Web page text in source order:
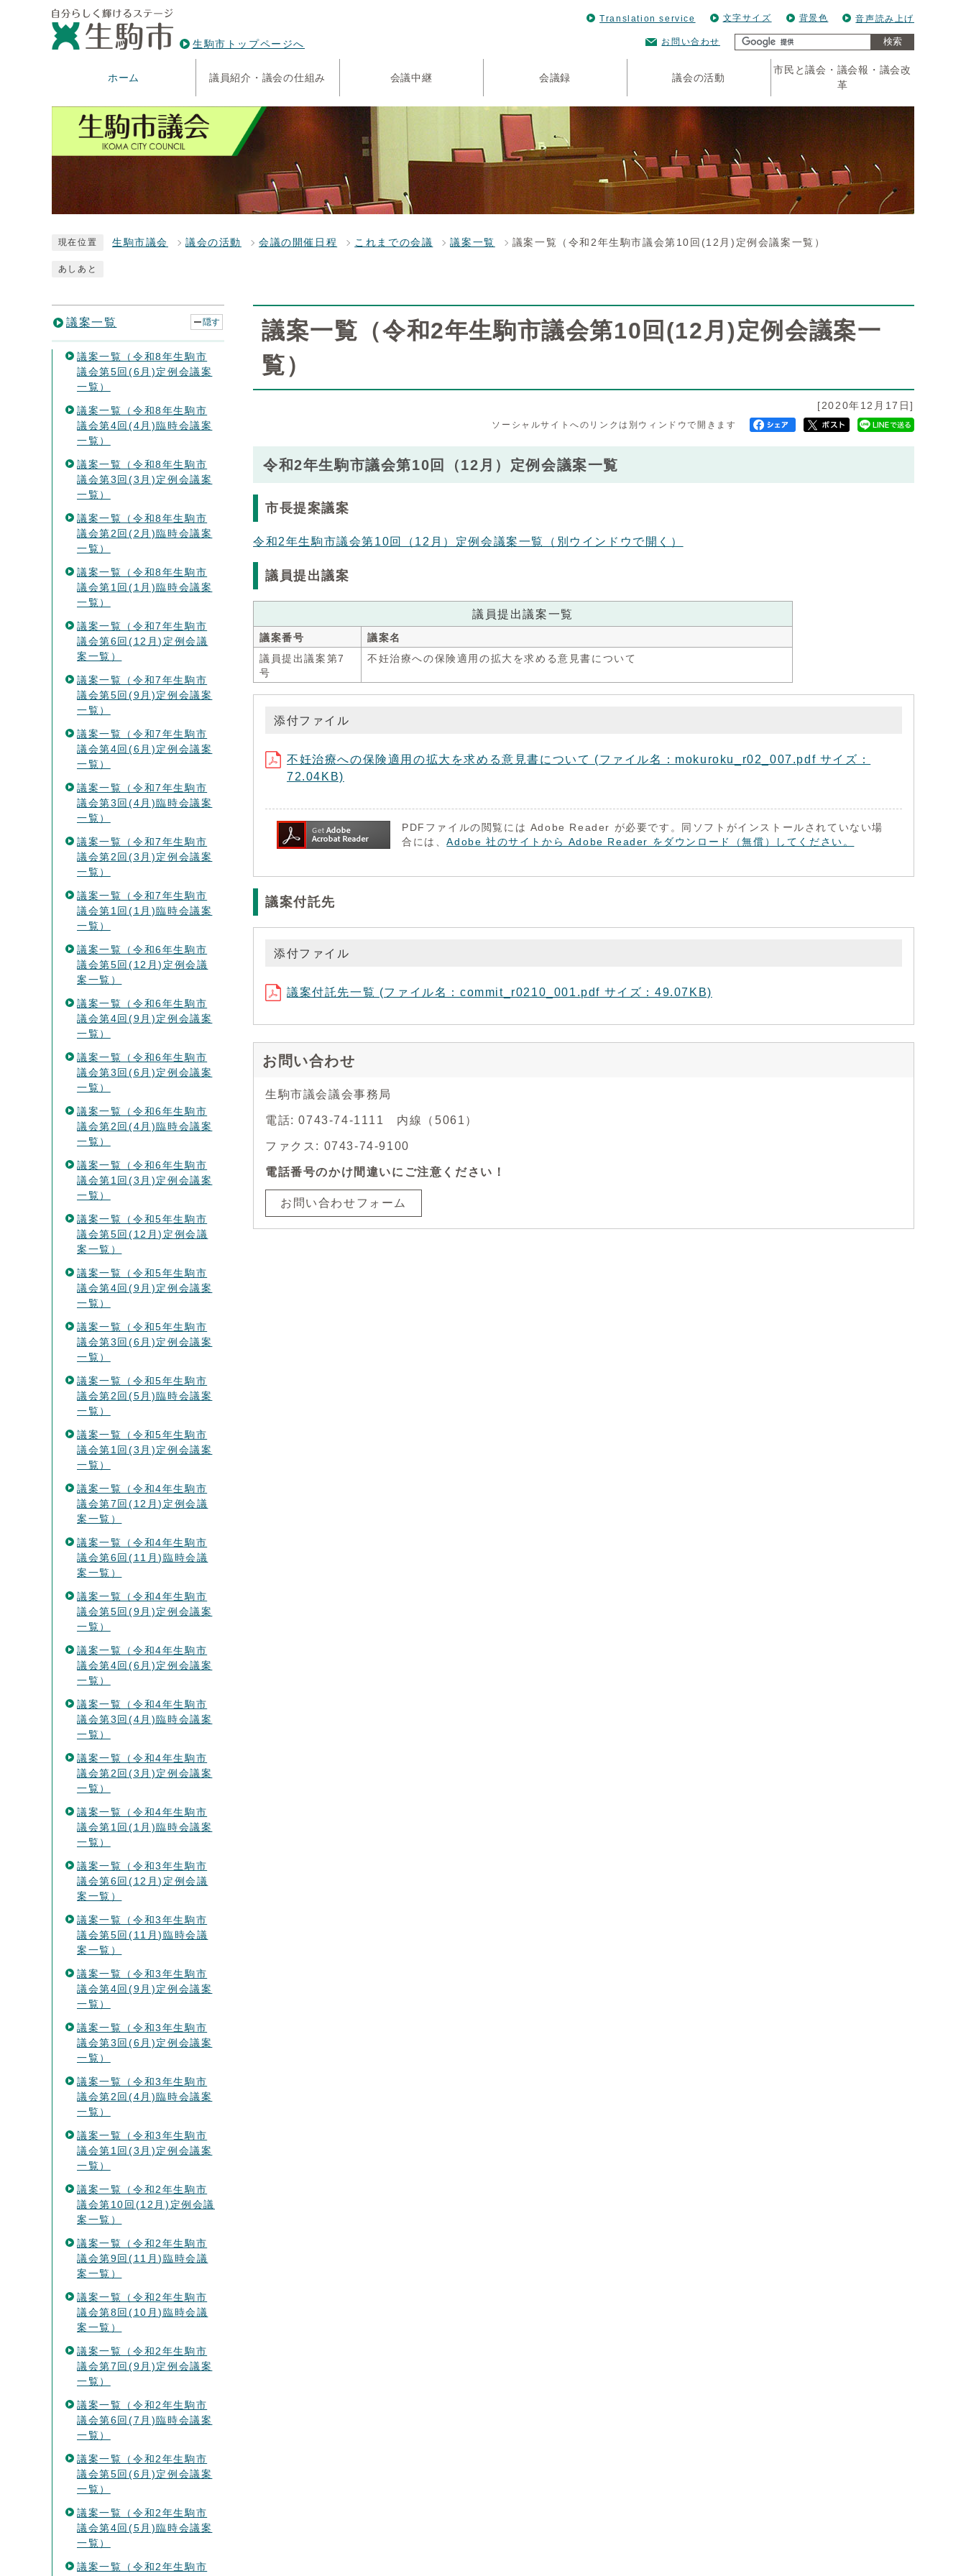
生駒市トップページへ
Translation service 文字サイズ 背景色 音声読み上げ
お問い合わせ 検索
ホーム 議員紹介・議会の仕組み 会議中継 会議録 議会の活動
市民と議会・議会報・議会改
革
現在位置 生駒市議会 議会の活動 会議の開催日程 これまでの会議 議案一覧 議案一覧（令和2年生駒市議会第10回(12月)定例会議案一覧）
あしあと
議案一覧（令和2年生駒市議会第10回(12月)定例会議案一
覧）
[2020年12月17日]
ソーシャルサイトへのリンクは別ウィンドウで開きます
令和2年生駒市議会第10回（12月）定例会議案一覧
市長提案議案
令和2年生駒市議会第10回（12月）定例会議案一覧 （別ウインドウで開く）
議員提出議案
議員提出議案一覧
議案番号
議案名
議員提出議案第7
号
不妊治療への保険適用の拡大を求める意見書について
添付ファイル
不妊治療への保険適用の拡大を求める意見書について (ファイル名：mokuroku_r02_007.pdf サイズ：
72.04KB)
PDFファイルの閲覧には Adobe Reader が必要です。同ソフトがインストールされていない場
合には、Adobe 社のサイトから Adobe Reader をダウンロード（無償）してください。
議案付託先
添付ファイル
議案付託先一覧 (ファイル名：commit_r0210_001.pdf サイズ：49.07KB)
お問い合わせ
生駒市議会議会事務局
電話: 0743-74-1111 内線（5061）
ファクス: 0743-74-9100
電話番号のかけ間違いにご注意ください！
お問い合わせフォーム
議案一覧 隠す
議案一覧（令和8年生駒市
議会第5回(6月)定例会議案
一覧）
議案一覧（令和8年生駒市
議会第4回(4月)臨時会議案
一覧）
議案一覧（令和8年生駒市
議会第3回(3月)定例会議案
一覧）
議案一覧（令和8年生駒市
議会第2回(2月)臨時会議案
一覧）
議案一覧（令和8年生駒市
議会第1回(1月)臨時会議案
一覧）
議案一覧（令和7年生駒市
議会第6回(12月)定例会議
案一覧）
議案一覧（令和7年生駒市
議会第5回(9月)定例会議案
一覧）
議案一覧（令和7年生駒市
議会第4回(6月)定例会議案
一覧）
議案一覧（令和7年生駒市
議会第3回(4月)臨時会議案
一覧）
議案一覧（令和7年生駒市
議会第2回(3月)定例会議案
一覧）
議案一覧（令和7年生駒市
議会第1回(1月)臨時会議案
一覧）
議案一覧（令和6年生駒市
議会第5回(12月)定例会議
案一覧）
議案一覧（令和6年生駒市
議会第4回(9月)定例会議案
一覧）
議案一覧（令和6年生駒市
議会第3回(6月)定例会議案
一覧）
議案一覧（令和6年生駒市
議会第2回(4月)臨時会議案
一覧）
議案一覧（令和6年生駒市
議会第1回(3月)定例会議案
一覧）
議案一覧（令和5年生駒市
議会第5回(12月)定例会議
案一覧）
議案一覧（令和5年生駒市
議会第4回(9月)定例会議案
一覧）
議案一覧（令和5年生駒市
議会第3回(6月)定例会議案
一覧）
議案一覧（令和5年生駒市
議会第2回(5月)臨時会議案
一覧）
議案一覧（令和5年生駒市
議会第1回(3月)定例会議案
一覧）
議案一覧（令和4年生駒市
議会第7回(12月)定例会議
案一覧）
議案一覧（令和4年生駒市
議会第6回(11月)臨時会議
案一覧）
議案一覧（令和4年生駒市
議会第5回(9月)定例会議案
一覧）
議案一覧（令和4年生駒市
議会第4回(6月)定例会議案
一覧）
議案一覧（令和4年生駒市
議会第3回(4月)臨時会議案
一覧）
議案一覧（令和4年生駒市
議会第2回(3月)定例会議案
一覧）
議案一覧（令和4年生駒市
議会第1回(1月)臨時会議案
一覧）
議案一覧（令和3年生駒市
議会第6回(12月)定例会議
案一覧）
議案一覧（令和3年生駒市
議会第5回(11月)臨時会議
案一覧）
議案一覧（令和3年生駒市
議会第4回(9月)定例会議案
一覧）
議案一覧（令和3年生駒市
議会第3回(6月)定例会議案
一覧）
議案一覧（令和3年生駒市
議会第2回(4月)臨時会議案
一覧）
議案一覧（令和3年生駒市
議会第1回(3月)定例会議案
一覧）
議案一覧（令和2年生駒市
議会第10回(12月)定例会議
案一覧）
議案一覧（令和2年生駒市
議会第9回(11月)臨時会議
案一覧）
議案一覧（令和2年生駒市
議会第8回(10月)臨時会議
案一覧）
議案一覧（令和2年生駒市
議会第7回(9月)定例会議案
一覧）
議案一覧（令和2年生駒市
議会第6回(7月)臨時会議案
一覧）
議案一覧（令和2年生駒市
議会第5回(6月)定例会議案
一覧）
議案一覧（令和2年生駒市
議会第4回(5月)臨時会議案
一覧）
議案一覧（令和2年生駒市